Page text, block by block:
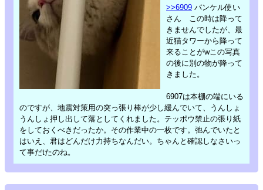
>>6909 バンケル使い
さん この時は降って
きませんでしたが、最
近猫タワーから降って
来ることがwこの写真
の後に別の物が降って
きました。
6907は本棚の端にいる
のですが、地震対策用の突っ張り棒が少し緩んでいて、うんしょ
うんしょ押し出して落としてくれました。テッポウ禁止の張り紙
をしておくべきだったか。その作業中の一枚です。弛んでいたと
はいえ、君はどんだけ力持ちなんだい。ちゃんと確認しなさいっ
て事だtたのね。